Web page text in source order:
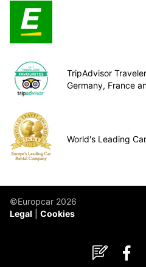
TripAdvisor
Germany, France
World's Leading
©Europcar 2026
Legal
Cookies